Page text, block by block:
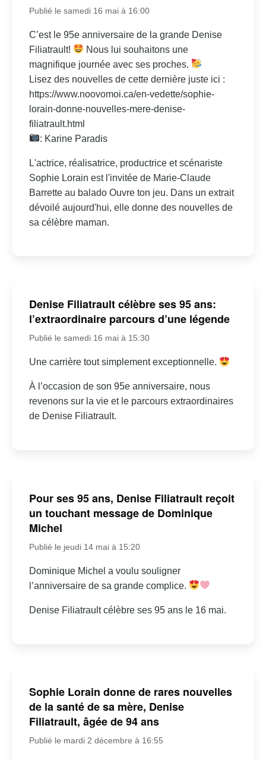
Publié le samedi 16 mai à 16:00
C’est le 95e anniversaire de la grande Denise
Filiatrault!
Nous lui souhaitons une
magnifique journée avec ses proches.
Lisez des nouvelles de cette dernière juste ici :
https://www.noovomoi.ca/en-vedette/sophie-
lorain-donne-nouvelles-mere-denise-
filiatrault.html
: Karine Paradis
L'actrice, réalisatrice, productrice et scénariste
Sophie Lorain est l'invitée de Marie-Claude
Barrette au balado Ouvre ton jeu. Dans un extrait
dévoilé aujourd'hui, elle donne des nouvelles de
sa célèbre maman.
Denise Filiatrault célèbre ses 95 ans:
l’extraordinaire parcours d’une légende
Publié le samedi 16 mai à 15:30
Une carrière tout simplement exceptionnelle.
À l’occasion de son 95e anniversaire, nous
revenons sur la vie et le parcours extraordinaires
de Denise Filiatrault.
Pour ses 95 ans, Denise Filiatrault reçoit
un touchant message de Dominique
Michel
Publié le jeudi 14 mai à 15:20
Dominique Michel a voulu souligner
l’anniversaire de sa grande complice.
Denise Filiatrault célèbre ses 95 ans le 16 mai.
Sophie Lorain donne de rares nouvelles
de la santé de sa mère, Denise
Filiatrault, âgée de 94 ans
Publié le mardi 2 décembre à 16:55